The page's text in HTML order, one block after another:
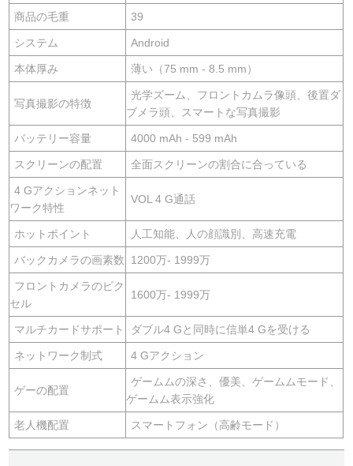
商品の毛重 39
システム Android
本体厚み 薄い（75 mm - 8.5 mm）
写真撮影の特徴
光学ズーム、フロントカムラ像頭、後置ダ
ブメラ頭、スマートな写真撮影
バッテリー容量 4000 mAh - 599 mAh
スクリーンの配置 全面スクリーンの割合に合っている
4 Gアクションネット
ワーク特性
VOL 4 G通話
ホットポイント 人工知能、人の顔識別、高速充電
バックカメラの画素数 1200万- 1999万
フロントカメラのピク
セル
1600万- 1999万
マルチカードサポート ダブル4 Gと同時に信単4 Gを受ける
ネットワーク制式 4 Gアクション
ゲーの配置
ゲームムの深さ、優美、ゲームムモード、
ゲームム表示強化
老人機配置 スマートフォン（高齢モード）